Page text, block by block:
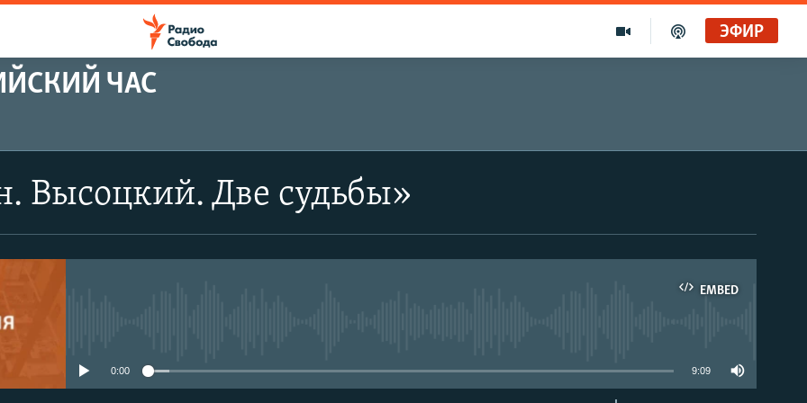
ЭФИР
ЧАС
Высоцкий. Две судьбы»
EMBED
0:00 9:09